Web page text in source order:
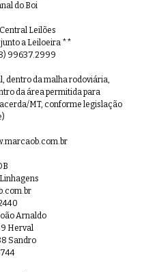
do Boi
Leilões
a Leiloeira **
99637.2999
dentro da malha rodoviária,
da área permitida para
MT, conforme legislação
Arnaldo
Herval
Sandro